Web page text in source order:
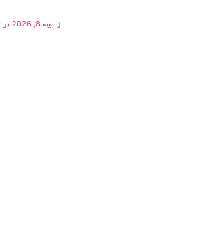
ژانویه 8, 2026 در 10:00 ق.ظ